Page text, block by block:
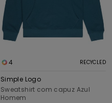
4 RECYCLED
Simple Logo
Sweatshirt com capuz Azul
Homem